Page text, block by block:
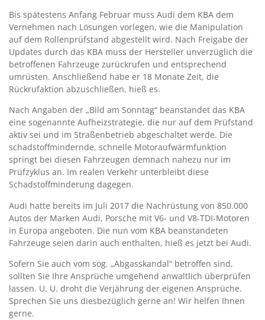
Bis spätestens Anfang Februar muss Audi dem KBA dem
Vernehmen nach Lösungen vorlegen, wie die Manipulation
auf dem Rollenprüfstand abgestellt wird. Nach Freigabe der
Updates durch das KBA muss der Hersteller unverzüglich die
betroffenen Fahrzeuge zurückrufen und entsprechend
umrüsten. Anschließend habe er 18 Monate Zeit, die
Rückrufaktion abzuschließen, hieß es.
Nach Angaben der „Bild am Sonntag“ beanstandet das KBA
eine sogenannte Aufheizstrategie, die nur auf dem Prüfstand
aktiv sei und im Straßenbetrieb abgeschaltet werde. Die
schadstoffmindernde, schnelle Motoraufwärmfunktion
springt bei diesen Fahrzeugen demnach nahezu nur im
Prüfzyklus an. Im realen Verkehr unterbleibt diese
Schadstoffminderung dagegen.
Audi hatte bereits im Juli 2017 die Nachrüstung von 850.000
Autos der Marken Audi, Porsche mit V6- und V8-TDI-Motoren
in Europa angeboten. Die nun vom KBA beanstandeten
Fahrzeuge seien darin auch enthalten, hieß es jetzt bei Audi.
Sofern Sie auch vom sog. „Abgasskandal“ betroffen sind,
sollten Sie Ihre Ansprüche umgehend anwaltlich überprüfen
lassen. U. U. droht die Verjährung der eigenen Ansprüche.
Sprechen Sie uns diesbezüglich gerne an! Wir helfen Ihnen
gerne.